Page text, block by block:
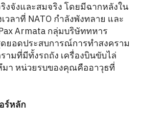
งจังและสมจริง โดยมีฉากหลังใน
วลาที่ NATO กำลังพังทลาย และ
Armata กลุ่มบริษัททหาร
ยอดประสบการณ์การทําสงคราม
ามที่มีทั้งรถถัง เครื่องบินขับไล่
า หน่วยรบของคุณคืออาวุธที่
ร์หลัก